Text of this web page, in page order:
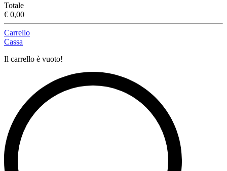
Totale
€ 0,00
Carrello
Cassa
Il carrello è vuoto!